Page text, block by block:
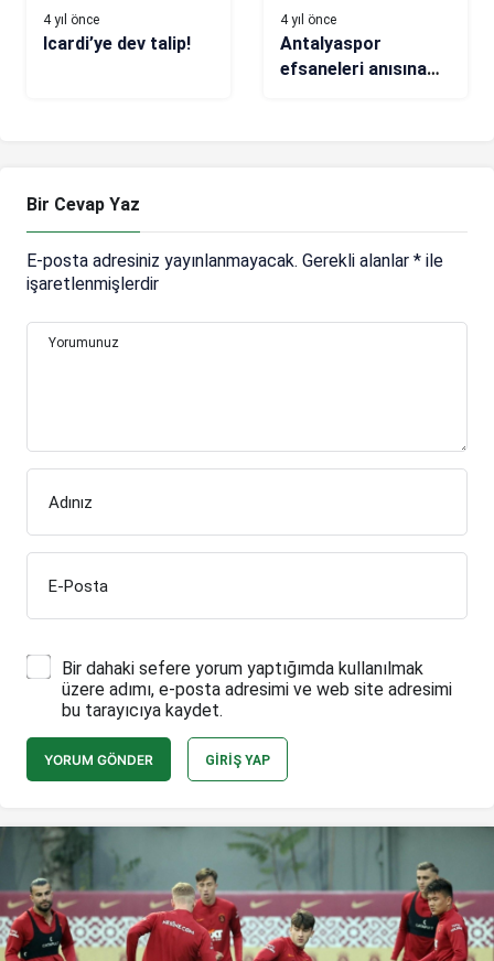
4 yıl önce
Icardi’ye dev talip!
4 yıl önce
Antalyaspor
efsaneleri anısına
Bir Cevap Yaz
E-posta adresiniz yayınlanmayacak. Gerekli alanlar * ile
işaretlenmişlerdir
Yorumunuz
Adınız
E-Posta
Bir dahaki sefere yorum yaptığımda kullanılmak
üzere adımı, e-posta adresimi ve web site adresimi
bu tarayıcıya kaydet.
YORUM GÖNDER GIRIŞ YAP